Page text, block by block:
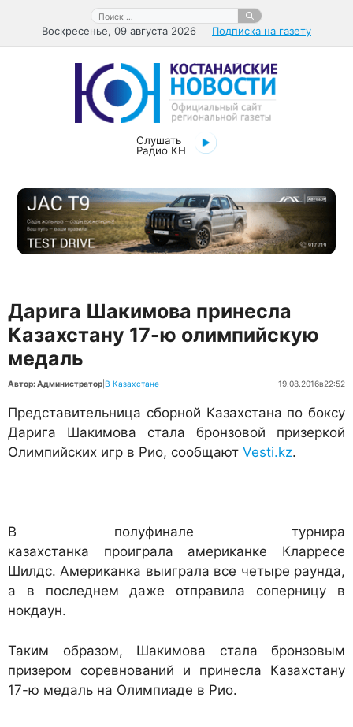
содержимому
Поиск:
Воскресенье, 09 августа 2026 Подписка на газету
Слушать
Радио КН
Дарига Шакимова принесла
Казахстану 17-ю олимпийскую
медаль
Автор: Администратор В Казахстане 19.08.2016в22:52
Представительница сборной Казахстана по боксу
Дарига Шакимова стала бронзовой призеркой
Олимпийских игр в Рио, сообщают Vesti.kz.
В полуфинале турнира
казахстанка проиграла американке Кларресе
Шилдс. Американка выиграла все четыре раунда,
а в последнем даже отправила соперницу в
нокдаун.
Таким образом, Шакимова стала бронзовым
призером соревнований и принесла Казахстану
17-ю медаль на Олимпиаде в Рио.